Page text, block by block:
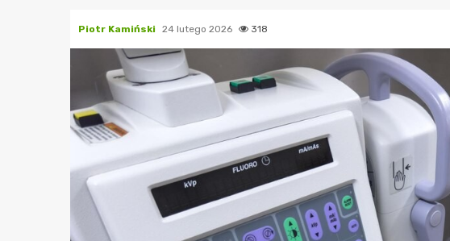
Piotr Kamiński 24 lutego 2026 318